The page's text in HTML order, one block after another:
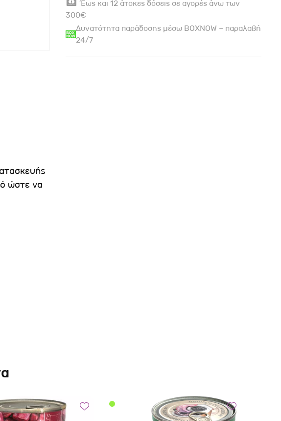
Έως και 12 άτοκες δόσεις σε αγορές άνω των
300€
Δυνατότητα παράδοσης μέσω BOXNOW – παραλαβή
24/7
ώστε να